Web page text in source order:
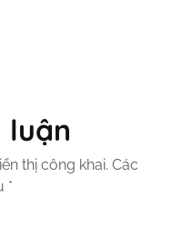
thị công khai. Các
*